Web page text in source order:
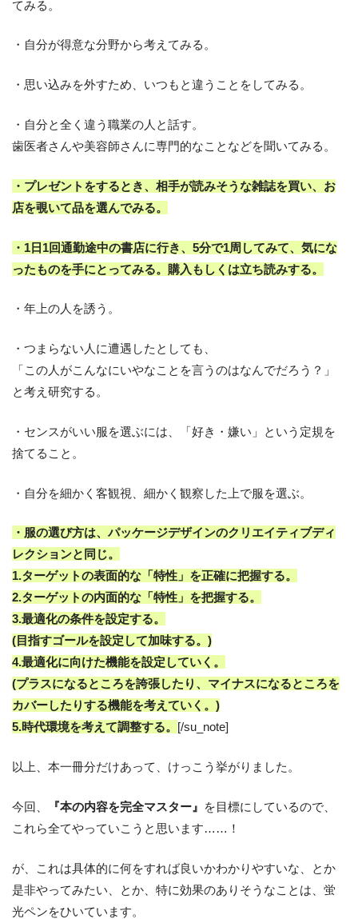
てみる。
・自分が得意な分野から考えてみる。
・思い込みを外すため、いつもと違うことをしてみる。
・自分と全く違う職業の人と話す。
歯医者さんや美容師さんに専門的なことなどを聞いてみる。
・プレゼントをするとき、相手が読みそうな雑誌を買い、お
店を覗いて品を選んでみる。
・1日1回通勤途中の書店に行き、5分で1周してみて、気にな
ったものを手にとってみる。購入もしくは立ち読みする。
・年上の人を誘う。
・つまらない人に遭遇したとしても、
「この人がこんなにいやなことを言うのはなんでだろう？」
と考え研究する。
・センスがいい服を選ぶには、「好き・嫌い」という定規を
捨てること。
・自分を細かく客観視、細かく観察した上で服を選ぶ。
・服の選び方は、パッケージデザインのクリエイティブディ
レクションと同じ。
1.ターゲットの表面的な「特性」を正確に把握する。
2.ターゲットの内面的な「特性」を把握する。
3.最適化の条件を設定する。
(目指すゴールを設定して加味する。)
4.最適化に向けた機能を設定していく。
(プラスになるところを誇張したり、マイナスになるところを
カバーしたりする機能を考えていく。)
5.時代環境を考えて調整する。
[/su_note]
以上、本一冊分だけあって、けっこう挙がりました。
今回、 『本の内容を完全マスター』 を目標にしているので、
これら全てやっていこうと思います……！
が、これは具体的に何をすれば良いかわかりやすいな、とか
是非やってみたい、とか、特に効果のありそうなことは、蛍
光ペンをひいています。